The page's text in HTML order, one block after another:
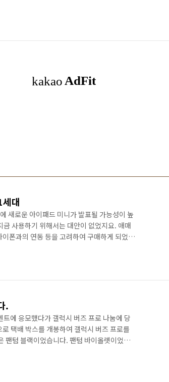
대
새로운 아이패드 미니가 발표될 가능성이 높
사용하기 위해서는 대안이 없었지요. 애매
폰과의 연동 등을 고려하여 구매하게 되었습
나 활용 범위를 고려했을 때 굳이 셀룰러 모
퍼 한 번 받으면 되겠네요. ​ 가볍게 휴대하면
.
에 응모했다가 갤럭시 버즈 프로 나눔에 당
택배 박스를 개봉하여 갤럭시 버즈 프로를
팬텀 블랙이었습니다. 팬텀 바이올렛이었어
습니다. 아이폰을 사용하고 있다 보니 궁합